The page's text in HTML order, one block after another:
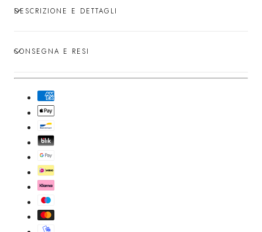
DESCRIZIONE E DETTAGLI
CONSEGNA E RESI